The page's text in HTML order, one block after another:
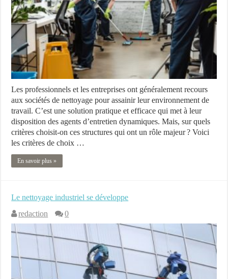
Les professionnels et les entreprises ont généralement recours
aux sociétés de nettoyage pour assainir leur environnement de
travail. C’est une solution pratique et efficace qui met à leur
disposition des agents d’entretien dynamiques. Mais, sur quels
critères choisit-on ces structures qui ont un rôle majeur ? Voici
les critères de choix …
En savoir plus »
Le nettoyage industriel se développe
redaction
0